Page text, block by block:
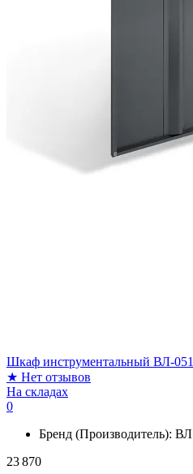
Шкаф инструментальный ВЛ-051
★ Нет отзывов
На складах
0
Бренд (Производитель): ВЛ
23 870